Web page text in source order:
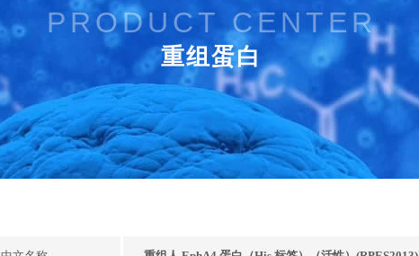
PRODUCT CENTER
重组蛋白